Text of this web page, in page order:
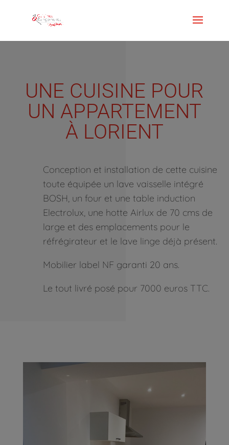
UNE CUISINE POUR
UN APPARTEMENT
À LORIENT
Conception et installation de cette cuisine
toute équipée un lave vaisselle intégré
BOSH, un four et une table induction
Electrolux, une hotte Airlux de 70 cms de
large et des emplacements pour le
réfrégirateur et le lave linge déjà présent.
Mobilier label NF garanti 20 ans.
Le tout livré posé pour 7000 euros TTC.